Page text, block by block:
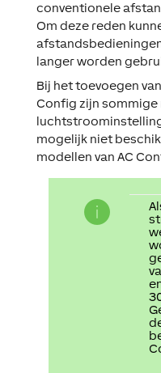
conventionele
Om deze reden
langer worden
Bij het toevoegen
Config zijn sommige
mogelijk niet
modellen van AC